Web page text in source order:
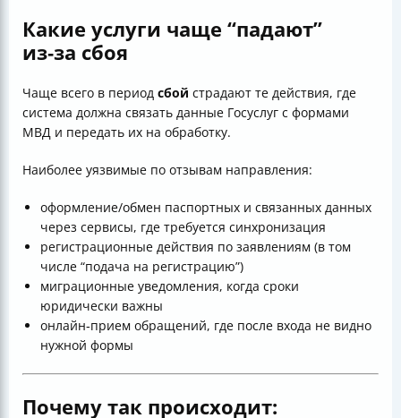
Какие услуги чаще “падают”
из‑за сбоя
Чаще всего в период сбой страдают те действия, где
система должна связать данные Госуслуг с формами
МВД и передать их на обработку.
Наиболее уязвимые по отзывам направления:
оформление/обмен паспортных и связанных данных
через сервисы, где требуется синхронизация
регистрационные действия по заявлениям (в том
числе “подача на регистрацию”)
миграционные уведомления, когда сроки
юридически важны
онлайн‑прием обращений, где после входа не видно
нужной формы
Почему так происходит: